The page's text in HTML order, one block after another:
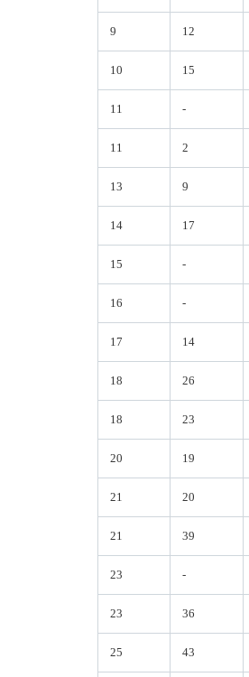
9 12
10 15
11 -
11 2
13 9
14 17
15 -
16 -
17 14
18 26
18 23
20 19
21 20
21 39
23 -
23 36
25 43